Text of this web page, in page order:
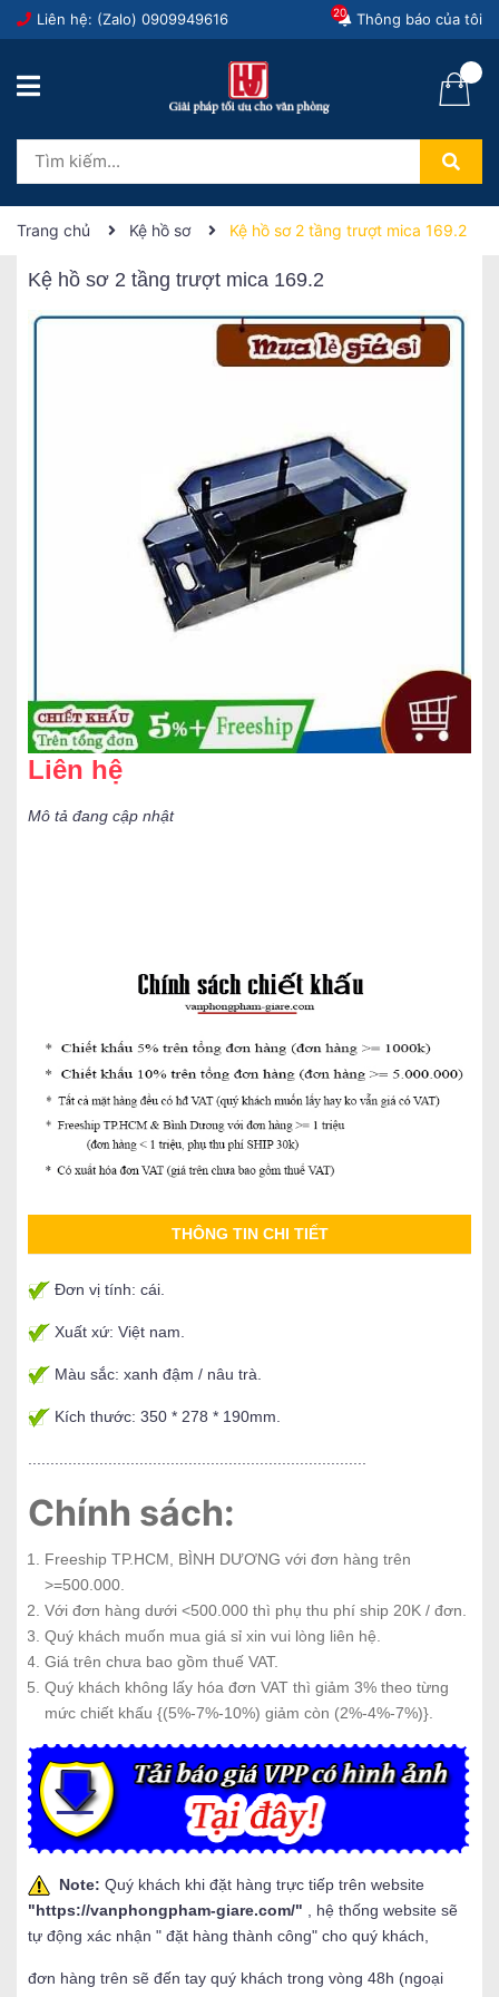
Liên hệ: (Zalo) 0909949616 Thông báo của tôi
20
Trang chủ Kệ hồ sơ Kệ hồ sơ 2 tầng trượt mica 169.2
Kệ hồ sơ 2 tầng trượt mica 169.2
Liên hệ
Mô tả đang cập nhật
THÔNG TIN CHI TIẾT
Đơn vị tính: cái.
Xuất xứ: Việt nam.
Màu sắc: xanh đậm / nâu trà.
Kích thước: 350 * 278 * 190mm.
Chính sách:
Freeship TP.HCM, BÌNH DƯƠNG với đơn hàng trên
>=500.000.
Với đơn hàng dưới <500.000 thì phụ thu phí ship 20K / đơn.
Quý khách muốn mua giá sỉ xin vui lòng liên hệ.
Giá trên chưa bao gồm thuế VAT.
Quý khách không lấy hóa đơn VAT thì giảm 3% theo từng
mức chiết khấu {(5%-7%-10%) giảm còn (2%-4%-7%)}.
Note: Quý khách khi đặt hàng trực tiếp trên website
"https://vanphongpham-giare.com/"
, hệ thống website sẽ
tự động xác nhận " đặt hàng thành công" cho quý khách,
đơn hàng trên sẽ đến tay quý khách trong vòng 48h (ngoại